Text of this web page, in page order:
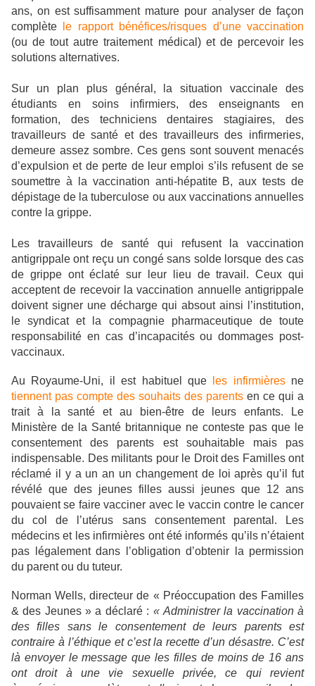
ans, on est suffisamment mature pour analyser de façon
complète
le rapport bénéfices/risques d’une vaccination
(ou de tout autre traitement médical) et de percevoir les
solutions alternatives.
Sur un plan plus général, la situation vaccinale des
étudiants en soins infirmiers, des enseignants en
formation, des techniciens dentaires stagiaires, des
travailleurs de santé et des travailleurs des infirmeries,
demeure assez sombre. Ces gens sont souvent menacés
d’expulsion et de perte de leur emploi s’ils refusent de se
soumettre à la vaccination anti-hépatite B, aux tests de
dépistage de la tuberculose ou aux vaccinations annuelles
contre la grippe.
Les travailleurs de santé qui refusent la vaccination
antigrippale ont reçu un congé sans solde lorsque des cas
de grippe ont éclaté sur leur lieu de travail. Ceux qui
acceptent de recevoir la vaccination annuelle antigrippale
doivent signer une décharge qui absout ainsi l’institution,
le syndicat et la compagnie pharmaceutique de toute
responsabilité en cas d’incapacités ou dommages post-
vaccinaux.
Au Royaume-Uni, il est habituel que les infirmièresne
tiennent pas compte des souhaits des parents en ce qui a
trait à la santé et au bien-être de leurs enfants. Le
Ministère de la Santé britannique ne conteste pas que le
consentement des parents est souhaitable mais pas
indispensable. Des militants pour le Droit des Familles ont
réclamé il y a un an un changement de loi après qu’il fut
révélé que des jeunes filles aussi jeunes que 12 ans
pouvaient se faire vacciner avec le vaccin contre le cancer
du col de l’utérus sans consentement parental. Les
médecins et les infirmières ont été informés qu’ils n’étaient
pas légalement dans l’obligation d’obtenir la permission
du parent ou du tuteur.
Norman Wells, directeur de « Préoccupation des Familles
& des Jeunes » a déclaré : « Administrer la vaccination à
des filles sans le consentement de leurs parents est
contraire à l’éthique et c’est la recette d’un désastre. C’est
là envoyer le message que les filles de moins de 16 ans
ont droit à une vie sexuelle privée, ce qui revient